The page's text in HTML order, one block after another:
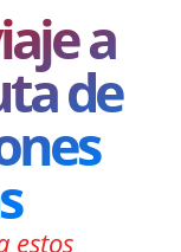
a
de
estos